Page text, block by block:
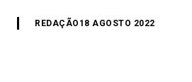
REDAÇÃO 18 AGOSTO 2022